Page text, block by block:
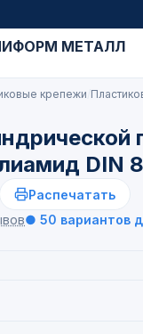
крепежи
DIN
Распечатать
● 50 вариантов